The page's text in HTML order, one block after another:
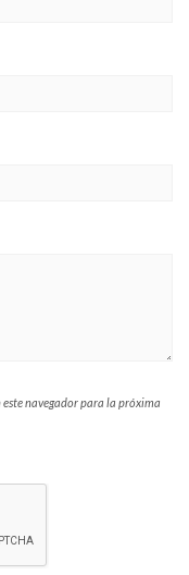
navegador para la próxima